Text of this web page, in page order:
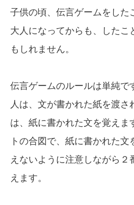
子供の頃、伝言ゲームをした
大人になってからも、したこ
もしれません。
伝言ゲームのルールは単純で
人は、文が書かれた紙を渡さ
は、紙に書かれた文を覚えま
トの合図で、紙に書かれた文
えないように注意しながら２
えます。